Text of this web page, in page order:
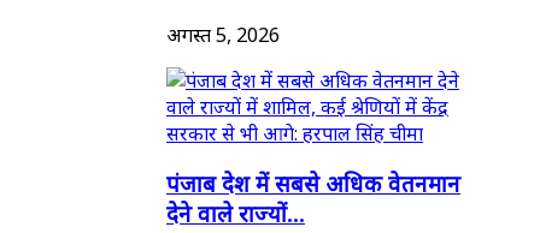
अगस्त 5, 2026
पंजाब देश में सबसे अधिक वेतनमान
देने वाले राज्यों...